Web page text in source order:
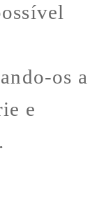
os a
e